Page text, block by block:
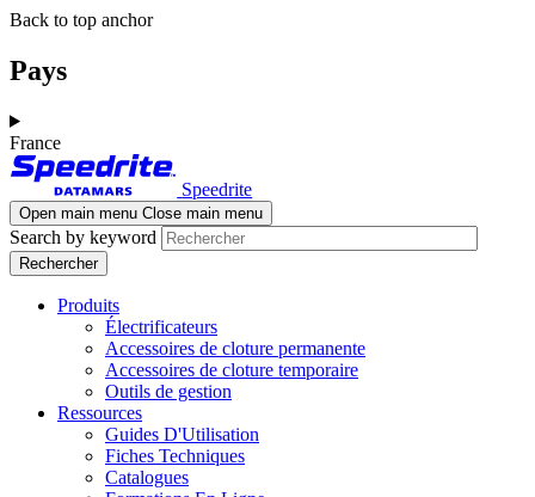
Aller
contenu
principal
Skip
navigation
Back to top anchor
Pays
France
Speedrite
Open main menu Close main menu
Search by keyword
Produits
Électrificateurs
Accessoires de cloture permanente
Accessoires de cloture temporaire
Outils de gestion
Ressources
Guides D'Utilisation
Fiches Techniques
Catalogues